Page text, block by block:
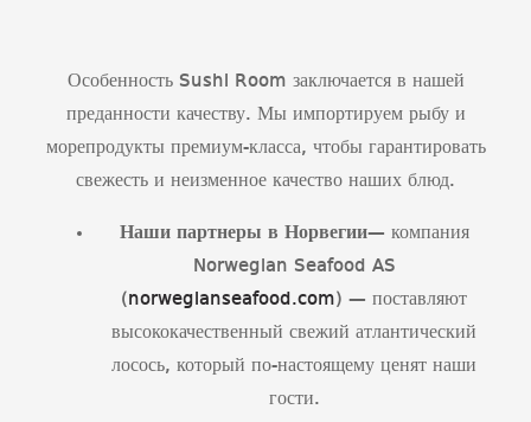
Особенность Sushi Room заключается в нашей
преданности качеству. Мы импортируем рыбу и
морепродукты премиум-класса, чтобы гарантировать
свежесть и неизменное качество наших блюд.
Наши партнеры в Норвегии— компания
Norwegian Seafood AS
(norwegianseafood.com) — поставляют
высококачественный свежий атлантический
лосось, который по-настоящему ценят наши
гости.